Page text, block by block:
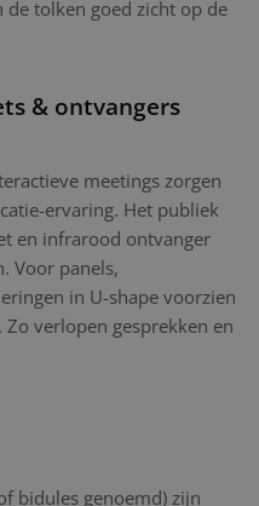
tolken goed zicht op de
& ontvangers
meetings zorgen
ervaring. Het publiek
en infrarood ontvanger
Voor panels,
in U-shape voorzien
verlopen gesprekken en
bidules genoemd) zijn